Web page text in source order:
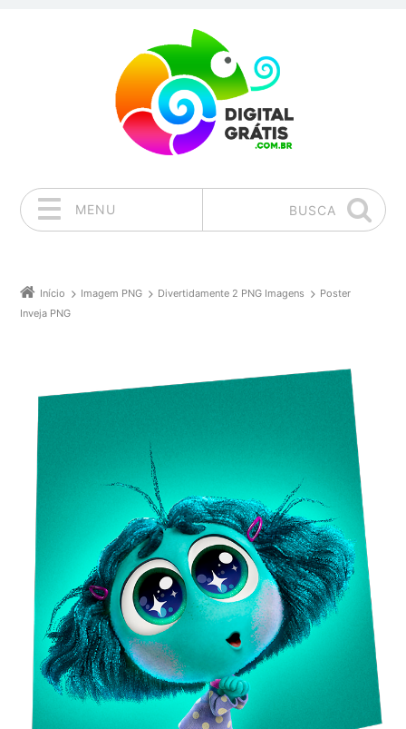
MENU BUSCA
Início Imagem PNG Divertidamente 2 PNG Imagens
Poster
Inveja PNG